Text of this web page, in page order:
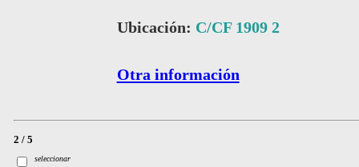
Ubicación: C/CF 1909 2
Otra información
2 / 5
seleccionar